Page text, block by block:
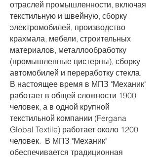
отраслей промышленности, включая
текстильную и швейную, сборку
электромобилей, производство
крахмала, мебели, строительных
материалов, металлообработку
(промышленные цистерны), сборку
автомобилей и переработку стекла. ​
В настоящее время в МПЗ "Механик"
работает в общей сложности 1900
человек, а в одной крупной
текстильной компании (Fergana
Global Textile) работает около 1200
человек. ​ В МПЗ "Механик"
обеспечивается традиционная